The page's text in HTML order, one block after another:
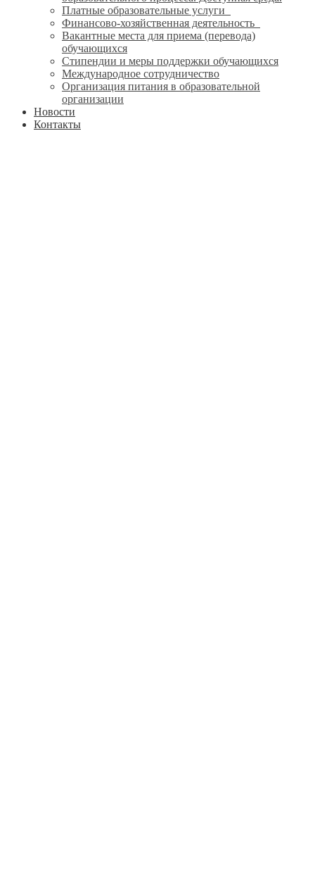
Платные образовательные услуги
Финансово-хозяйственная деятельность
Вакантные места для приема (перевода)
обучающихся
Стипендии и меры поддержки обучающихся
Международное сотрудничество
Организация питания в образовательной
организации
Новости
Контакты